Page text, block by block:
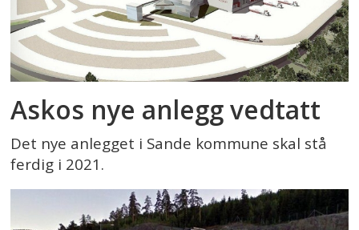
Askos nye anlegg vedtatt
Det nye anlegget i Sande kommune skal stå
ferdig i 2021.